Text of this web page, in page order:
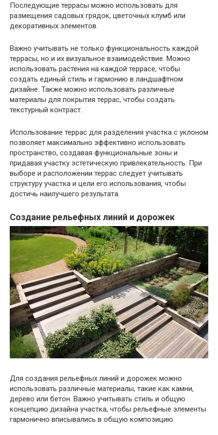
Последующие террасы можно использовать для
размещения садовых грядок, цветочных клумб или
декоративных элементов.
Важно учитывать не только функциональность каждой
террасы, но и их визуальное взаимодействие. Можно
использовать растения на каждой террасе, чтобы
создать единый стиль и гармонию в ландшафтном
дизайне. Также можно использовать различные
материалы для покрытия террас, чтобы создать
текстурный контраст.
Использование террас для разделения участка с уклоном
позволяет максимально эффективно использовать
пространство, создавая функциональные зоны и
придавая участку эстетическую привлекательность. При
выборе и расположении террас следует учитывать
структуру участка и цели его использования, чтобы
достичь наилучшего результата.
Создание рельефных линий и дорожек
Для создания рельефных линий и дорожек можно
использовать различные материалы, такие как камни,
дерево или бетон. Важно учитывать стиль и общую
концепцию дизайна участка, чтобы рельефные элементы
гармонично вписывались в общую композицию.